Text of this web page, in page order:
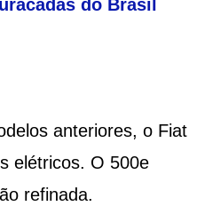
do Brasil
anteriores, o Fiat
elétricos. O 500e
refinada.